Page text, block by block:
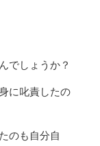
でしょうか？
に叱責したの
のも自分自